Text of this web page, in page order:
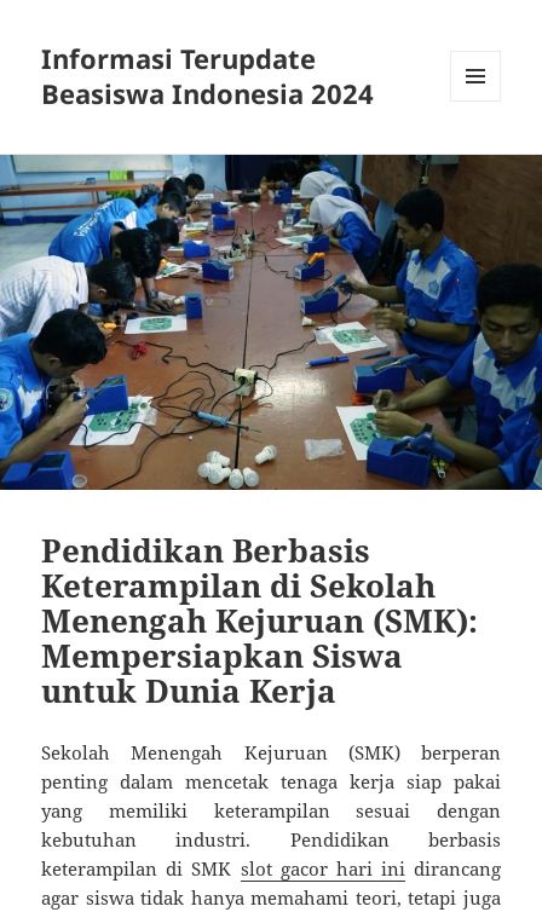
Informasi Terupdate
Beasiswa Indonesia 2024
WIDGETS
Pendidikan Berbasis
Keterampilan di Sekolah
Menengah Kejuruan (SMK):
Mempersiapkan Siswa
untuk Dunia Kerja
Sekolah Menengah Kejuruan (SMK) berperan
penting dalam mencetak tenaga kerja siap pakai
yang memiliki keterampilan sesuai dengan
kebutuhan industri. Pendidikan berbasis
keterampilan di SMK slot gacor hari ini dirancang
agar siswa tidak hanya memahami teori, tetapi juga